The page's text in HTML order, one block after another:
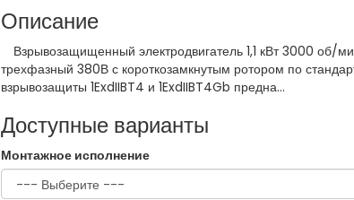
Описание
Взрывозащищенный электродвигатель 1,1 кВт 3000 об/
трехфазный 380В с короткозамкнутым ротором по
взрывозащиты 1ExdIIBT4 и 1ExdIIBT4Gb предна...
Доступные варианты
Монтажное исполнение